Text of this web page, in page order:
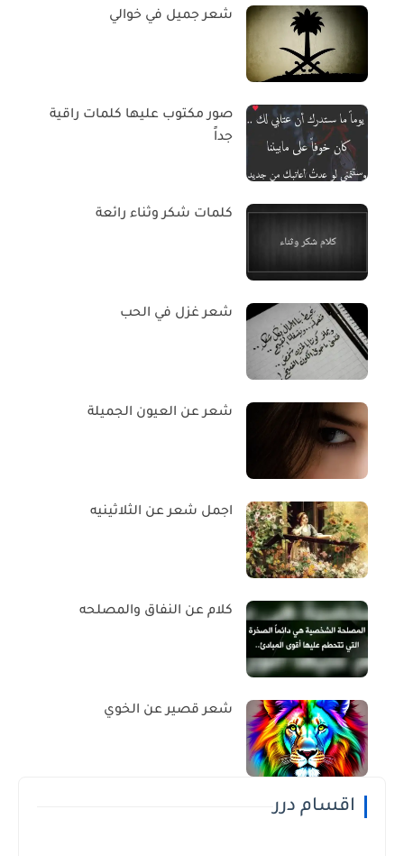
شعر جميل في خوالي
صور مكتوب عليها كلمات راقية
جداً
كلمات شكر وثناء رائعة
شعر غزل في الحب
شعر عن العيون الجميلة
اجمل شعر عن الثلاثينيه
كلام عن النفاق والمصلحه
شعر قصير عن الخوي
اقسام درر